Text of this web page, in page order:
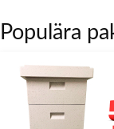
Populära